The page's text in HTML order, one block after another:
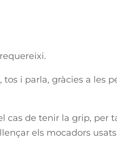
i parla, gràcies a les
cas de tenir la grip, per
els mocadors